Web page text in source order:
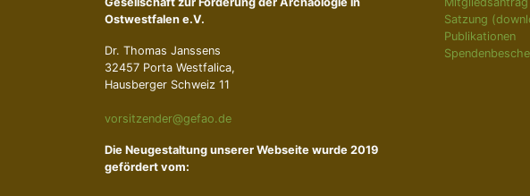
Ostwestfalen e.V.
Dr. Thomas Janssens
32457 Porta Westfalica,
Hausberger Schweiz 11
vorsitzender@gefao.de
Satzung
Publikationen
Die Neugestaltung unserer Webseite wurde 2019
gefördert vom: